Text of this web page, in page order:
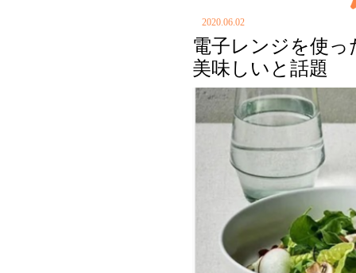
2020.06.02
電子レンジを使
美味しいと話題